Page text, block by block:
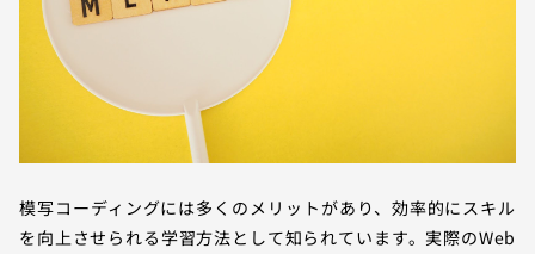
模写コーディングには多くのメリットがあり、効率的にスキル
を向上させられる学習方法として知られています。実際のWeb